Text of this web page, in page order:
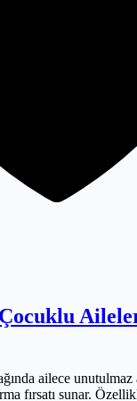
ailece
fırsatı sunar.